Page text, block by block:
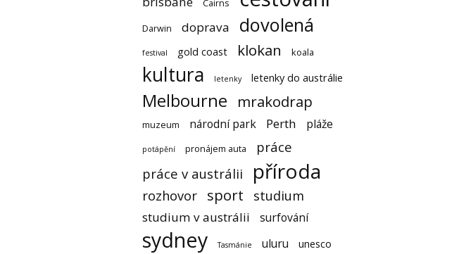
Cairns
Darwin doprava dovolená
festival gold coast klokan koala
kultura letenky letenky do austrálie
Melbourne mrakodrap
muzeum národní park Perth pláže
potápění pronájem auta
práce
práce v austrálii
příroda
rozhovor sport studium
studium v austrálii surfování
sydney Tasmánie uluru unesco